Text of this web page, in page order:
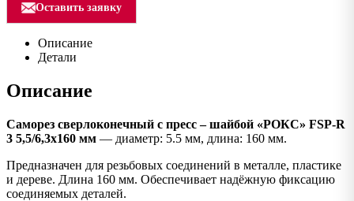
Оставить заявку
Описание
Детали
Описание
Саморез сверлоконечный с пресс – шайбой «РОКС» FSP-R
3 5,5/6,3х160 мм — диаметр: 5.5 мм, длина: 160 мм.
Предназначен для резьбовых соединений в металле, пластике
и дереве. Длина 160 мм. Обеспечивает надёжную фиксацию
соединяемых деталей.